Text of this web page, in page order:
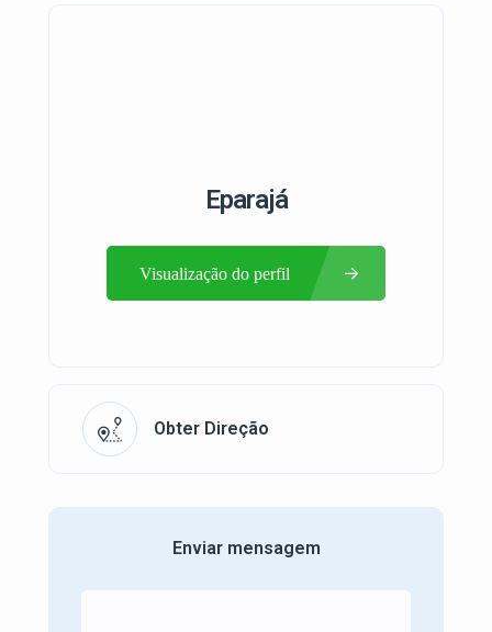
Eparajá
Visualização do perfil
Obter Direção
Enviar mensagem